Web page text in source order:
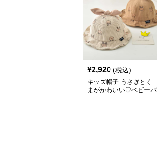
¥2,920 (税込)
キッズ帽子 うさぎとく
まがかわいい♡ベビーバ